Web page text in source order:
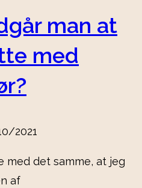
man at
med
2021
med det samme, at jeg
af